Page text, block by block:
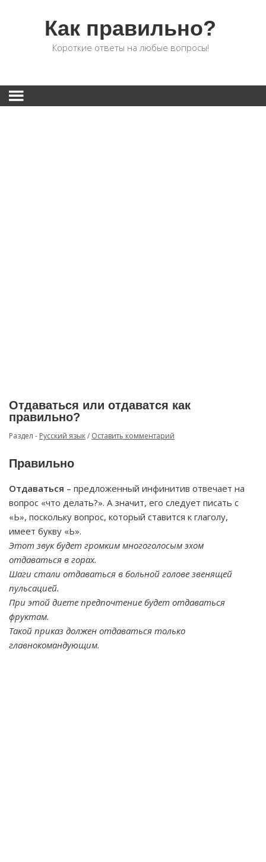
Как правильно?
Короткие ответы на любые вопросы!
Отдаваться или отдаватся как
правильно?
Раздел - Русский язык/ Оставить комментарий
Правильно
Отдаваться – предложенный инфинитив отвечает на
вопрос «что делать?». А значит, его следует писать с
«Ь», поскольку вопрос, который ставится к глаголу,
имеет букву «Ь».
Этот звук будет громким многоголосым эхом
отдаваться в горах.
Шаги стали отдаваться в больной голове звенящей
пульсацией.
При этой диете предпочтение будет отдаваться
фруктам.
Такой приказ должен отдаваться только
главнокомандующим.